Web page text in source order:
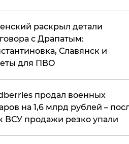
раскрыл детали
с Драпатым:
Славянск и
для ПВО
продал военных
на 1,6 млрд рублей –
ВСУ продажи резко упали